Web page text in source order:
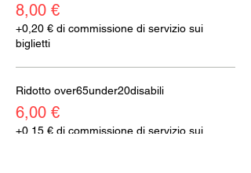
8,00 €
+0,20 € di commissione di servizio sui
biglietti
Ridotto over65under20disabili
6,00 €
+0,15 € di commissione di servizio sui